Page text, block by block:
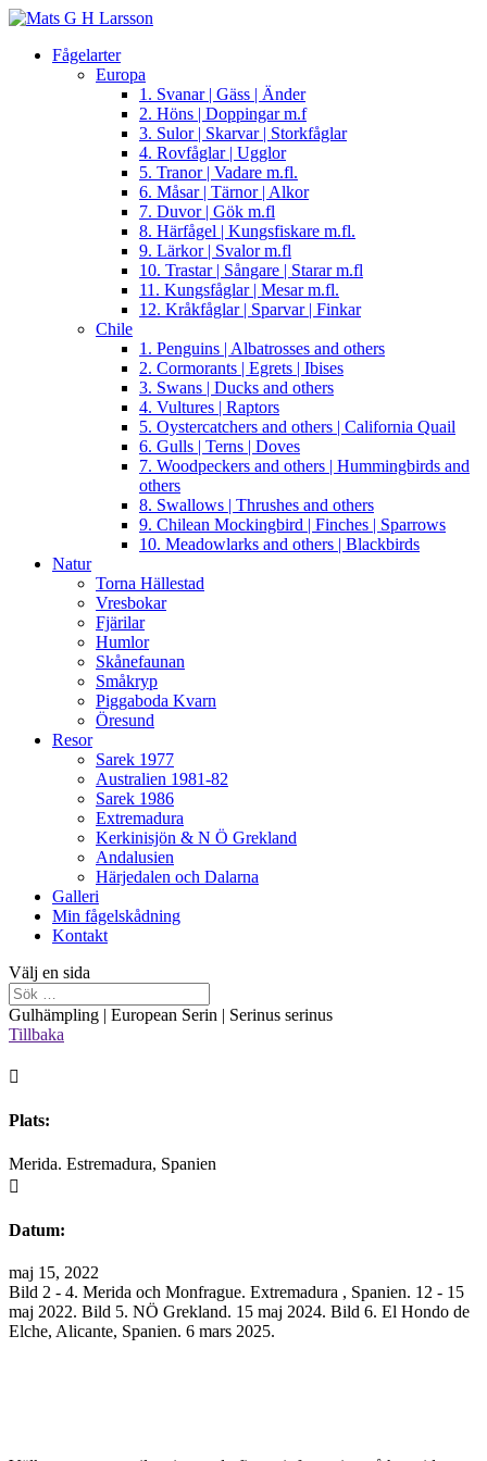
Fågelarter
Europa
1. Svanar | Gäss | Änder
2. Höns | Doppingar m.f
3. Sulor | Skarvar | Storkfåglar
4. Rovfåglar | Ugglor
5. Tranor | Vadare m.fl.
6. Måsar | Tärnor | Alkor
7. Duvor | Gök m.fl
8. Härfågel | Kungsfiskare m.fl.
9. Lärkor | Svalor m.fl
10. Trastar | Sångare | Starar m.fl
11. Kungsfåglar | Mesar m.fl.
12. Kråkfåglar | Sparvar | Finkar
Chile
1. Penguins | Albatrosses and others
2. Cormorants | Egrets | Ibises
3. Swans | Ducks and others
4. Vultures | Raptors
5. Oystercatchers and others | California Quail
6. Gulls | Terns | Doves
7. Woodpeckers and others | Hummingbirds and
others
8. Swallows | Thrushes and others
9. Chilean Mockingbird | Finches | Sparrows
10. Meadowlarks and others | Blackbirds
Natur
Torna Hällestad
Vresbokar
Fjärilar
Humlor
Skånefaunan
Småkryp
Piggaboda Kvarn
Öresund
Resor
Sarek 1977
Australien 1981-82
Sarek 1986
Extremadura
Kerkinisjön & N Ö Grekland
Andalusien
Härjedalen och Dalarna
Galleri
Min fågelskådning
Kontakt
Välj en sida
Gulhämpling | European Serin | Serinus serinus
Tillbaka

Plats:
Merida. Estremadura, Spanien

Datum:
maj 15, 2022
Bild 2 - 4. Merida och Monfrague. Extremadura , Spanien. 12 - 15
maj 2022. Bild 5. NÖ Grekland. 15 maj 2024. Bild 6. El Hondo de
Elche, Alicante, Spanien. 6 mars 2025.